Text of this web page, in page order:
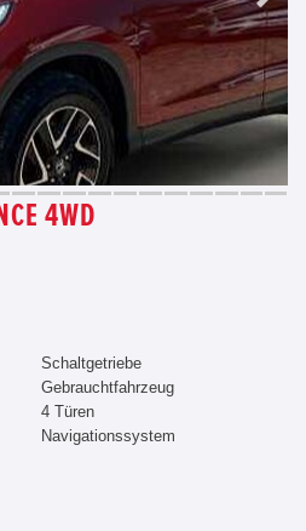
4WD
Schaltgetriebe
Gebrauchtfahrzeug
4 Türen
Navigationssystem